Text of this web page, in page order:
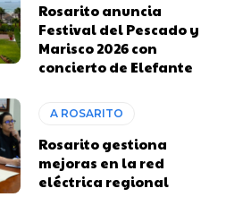
Rosarito anuncia
Festival del Pescado y
Marisco 2026 con
concierto de Elefante
A ROSARITO
Rosarito gestiona
mejoras en la red
eléctrica regional